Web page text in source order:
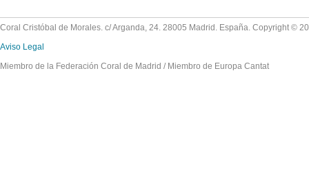
Coral Cristóbal de Morales. c/ Arganda, 24. 28005 Madrid. España. Copyright ©
Aviso Legal
Miembro de la Federación Coral de Madrid / Miembro de Europa Cantat